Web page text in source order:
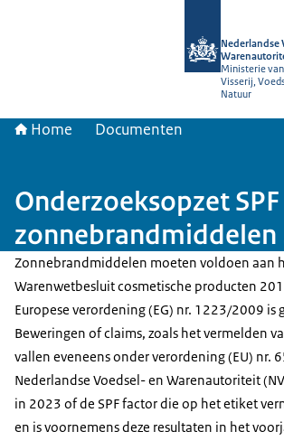
Nederlandse
Ministerie
Visserij,
Natuur
Home Documenten
Onderzoeksopzet SPF
zonnebrandmiddelen
Zonnebrandmiddelen moeten voldoen aan
Warenwetbesluit cosmetische producten
Europese verordening (EG) nr. 1223/2009 is
Beweringen of claims, zoals het vermelden
vallen eveneens onder verordening (EU) nr.
Nederlandse Voedsel- en Warenautoriteit
in 2023 of de SPF factor die op het etiket
en is voornemens deze resultaten in het